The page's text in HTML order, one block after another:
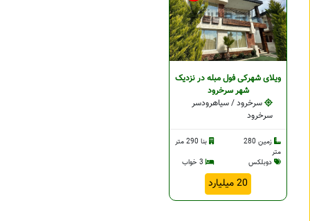
ویلای شهرکی فول مبله در نزدیک
شهر سرخرود
سرخرود / سیاهرودسر
سرخرود
زمین 280
متر
بنا 290 متر
دوبلکس
20 میلیارد